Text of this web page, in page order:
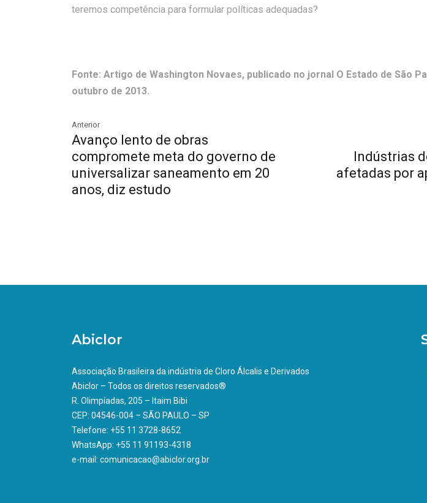
teremos competência para formular políticas adequadas?
Fonte: Artigo de Washington Novaes, publicado no jornal O Estado de São
outubro de 2013.
Anterior
Avanço lento de obras
compromete meta do governo de
universalizar saneamento em 20
anos, diz estudo
Indústrias
afetadas por
Abiclor
Associação Brasileira da indústria de Cloro Álcalis e Derivados
Abiclor – Todos os direitos reservados®
R. Olimpíadas, 205 – Itaim Bibi
CEP: 04546-004 – SÃO PAULO – SP
Telefone: +55 11 3728-8652
WhatsApp: +55 11 91193-4318
e-mail: comunicacao@abiclor.org.br